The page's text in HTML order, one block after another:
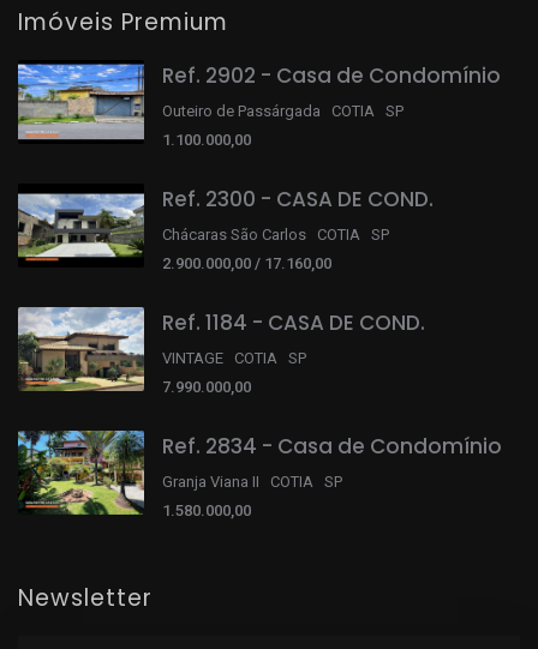
Imóveis Premium
Ref. 2902 - Casa de Condomínio
Outeiro de Passárgada COTIA SP
1.100.000,00
Ref. 2300 - CASA DE COND.
Chácaras São Carlos COTIA SP
2.900.000,00 / 17.160,00
Ref. 1184 - CASA DE COND.
VINTAGE COTIA SP
7.990.000,00
Ref. 2834 - Casa de Condomínio
Granja Viana II COTIA SP
1.580.000,00
Newsletter